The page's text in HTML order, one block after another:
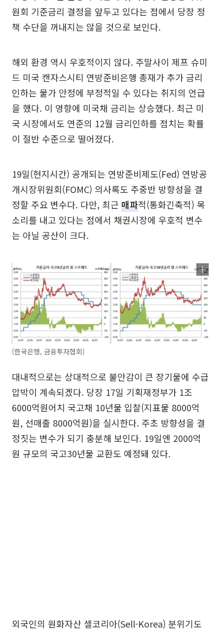
원회 기준금리 결정을 앞두고 있다는 점에서 당장 정
책 수단을 꺼내지는 않을 것으로 보인다.
해외 환경 역시 우호적이지 않다. 주말사이 제프 슈미
드 미국 캔자스시티 연방준비은행 총재가 추가 금리
인하는 물가 안정에 부정적일 수 있다는 취지의 언급
을 했다. 이 영향에 미국채 금리는 상승했다. 최근 미
국 시장에서도 연준의 12월 금리인하를 점치는 확률
이 절반 수준으로 떨어졌다.
19일(현지시간) 공개되는 연방준비제도(Fed) 연방공
개시장위원회(FOMC) 의사록도 주중반 방향성을 결
정할 주요 변수다. 다만, 최근 매파적(통화긴축적) 목
소리를 내고 있다는 점에서 채권시장에 우호적 변수
는 아닐 공산이 크다.
(한국은행, 금융투자협회)
대내적으로는 상대적으로 불안감이 큰 장기물에 수급
압박이 계속되겠다. 당장 17일 기획재정부가 1조
6000억원어치 국고채 10년물 입찰(지표물 8000억
원, 선매출 8000억원)을 실시한다. 주초 방향성을 결
정짓는 변수가 되기 충분해 보인다. 19일엔 2000억
원 규모의 국고30년물 교환도 예정돼 있다.
외국인의 원화자산 셀코리아(Sell-Korea) 분위기도